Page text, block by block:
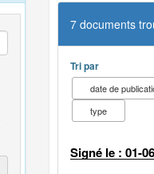
7 documents
Tri par
date de
type
Signé le : 01-